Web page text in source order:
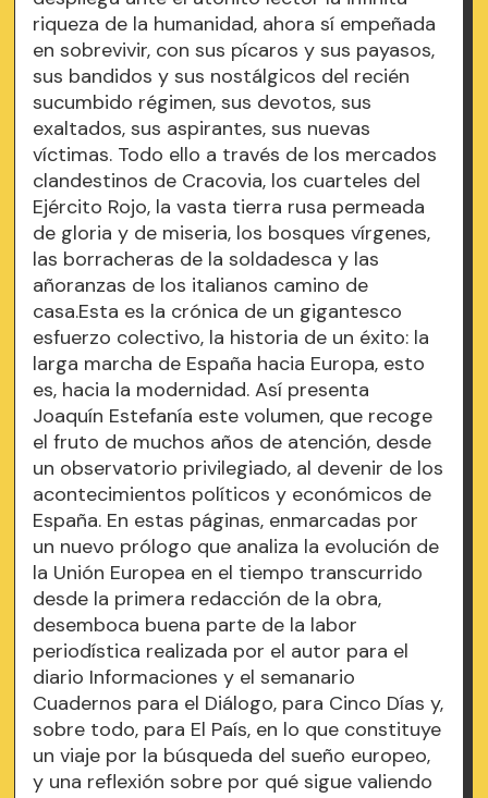
riqueza de la humanidad, ahora sí empeñada
en sobrevivir, con sus pícaros y sus payasos,
sus bandidos y sus nostálgicos del recién
sucumbido régimen, sus devotos, sus
exaltados, sus aspirantes, sus nuevas
víctimas. Todo ello a través de los mercados
clandestinos de Cracovia, los cuarteles del
Ejército Rojo, la vasta tierra rusa permeada
de gloria y de miseria, los bosques vírgenes,
las borracheras de la soldadesca y las
añoranzas de los italianos camino de
casa.Esta es la crónica de un gigantesco
esfuerzo colectivo, la historia de un éxito: la
larga marcha de España hacia Europa, esto
es, hacia la modernidad. Así presenta
Joaquín Estefanía este volumen, que recoge
el fruto de muchos años de atención, desde
un observatorio privilegiado, al devenir de los
acontecimientos políticos y económicos de
España. En estas páginas, enmarcadas por
un nuevo prólogo que analiza la evolución de
la Unión Europea en el tiempo transcurrido
desde la primera redacción de la obra,
desemboca buena parte de la labor
periodística realizada por el autor para el
diario Informaciones y el semanario
Cuadernos para el Diálogo, para Cinco Días y,
sobre todo, para El País, en lo que constituye
un viaje por la búsqueda del sueño europeo,
y una reflexión sobre por qué sigue valiendo